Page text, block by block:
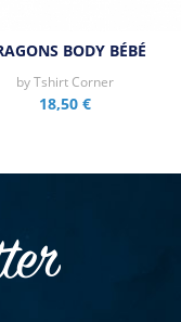
BODY BÉBÉ
byTshirt Corner
18,50 €